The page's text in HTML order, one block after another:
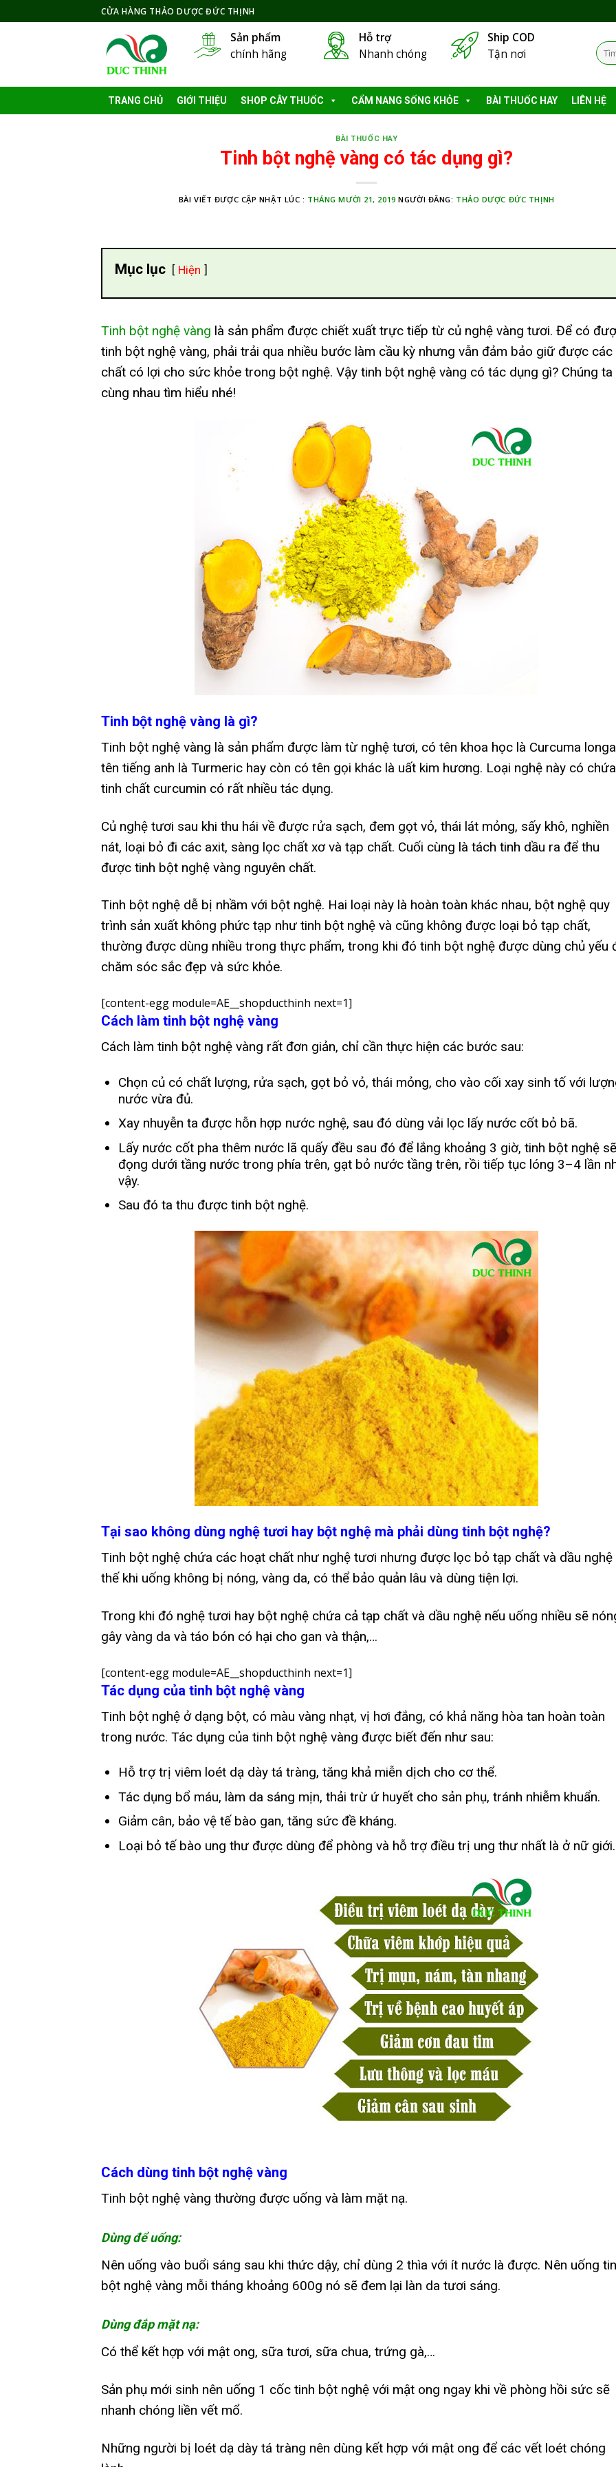
to
CỬA HÀNG THẢO DƯỢC ĐỨC THỊNH
Sản phẩm
chính hãng
Hỗ trợ
Nhanh chóng
Ship COD
Tận nơi
Tìm
kiếm:
TRANG CHỦ GIỚI THIỆU SHOP CÂY THUỐC CẨM NANG SỐNG KHỎE BÀI THUỐC HAY LIÊN HỆ
BÀI THUỐC HAY
Tinh bột nghệ vàng có tác dụng gì?
BÀI VIẾT ĐƯỢC CẬP NHẬT LÚC : THÁNG MƯỜI 21, 2019 NGƯỜI ĐĂNG: THẢO DƯỢC ĐỨC THỊNH
Mục lục Hiện
Tinh bột nghệ vàng là sản phẩm được chiết xuất trực tiếp từ củ nghệ vàng tươi. Để có
tinh bột nghệ vàng, phải trải qua nhiều bước làm cầu kỳ nhưng vẫn đảm bảo giữ được các
chất có lợi cho sức khỏe trong bột nghệ. Vậy tinh bột nghệ vàng có tác dụng gì? Chúng ta
cùng nhau tìm hiểu nhé!
Tinh bột nghệ vàng là gì?
Tinh bột nghệ vàng là sản phẩm được làm từ nghệ tươi, có tên khoa học là Curcuma
tên tiếng anh là Turmeric hay còn có tên gọi khác là uất kim hương. Loại nghệ này có chứa
tinh chất curcumin có rất nhiều tác dụng.
Củ nghệ tươi sau khi thu hái về được rửa sạch, đem gọt vỏ, thái lát mỏng, sấy khô, nghiền
nát, loại bỏ đi các axit, sàng lọc chất xơ và tạp chất. Cuối cùng là tách tinh dầu ra để thu
được tinh bột nghệ vàng nguyên chất.
Tinh bột nghệ dễ bị nhầm với bột nghệ. Hai loại này là hoàn toàn khác nhau, bột nghệ quy
trình sản xuất không phức tạp như tinh bột nghệ và cũng không được loại bỏ tạp chất,
thường được dùng nhiều trong thực phẩm, trong khi đó tinh bột nghệ được dùng chủ yếu
chăm sóc sắc đẹp và sức khỏe.
[content-egg module=AE__shopducthinh next=1]
Cách làm tinh bột nghệ vàng
Cách làm tinh bột nghệ vàng rất đơn giản, chỉ cần thực hiện các bước sau:
Chọn củ có chất lượng, rửa sạch, gọt bỏ vỏ, thái mỏng, cho vào cối xay sinh tố với
nước vừa đủ.
Xay nhuyễn ta được hỗn hợp nước nghệ, sau đó dùng vải lọc lấy nước cốt bỏ bã.
Lấy nước cốt pha thêm nước lã quấy đều sau đó để lắng khoảng 3 giờ, tinh bột nghệ sẽ
đọng dưới tầng nước trong phía trên, gạt bỏ nước tầng trên, rồi tiếp tục lóng 3–4 lần
vậy.
Sau đó ta thu được tinh bột nghệ.
Tại sao không dùng nghệ tươi hay bột nghệ mà phải dùng tinh bột nghệ?
Tinh bột nghệ chứa các hoạt chất như nghệ tươi nhưng được lọc bỏ tạp chất và dầu nghệ
thế khi uống không bị nóng, vàng da, có thể bảo quản lâu và dùng tiện lợi.
Trong khi đó nghệ tươi hay bột nghệ chứa cả tạp chất và dầu nghệ nếu uống nhiều sẽ
gây vàng da và táo bón có hại cho gan và thận,…
[content-egg module=AE__shopducthinh next=1]
Tác dụng của tinh bột nghệ vàng
Tinh bột nghệ ở dạng bột, có màu vàng nhạt, vị hơi đắng, có khả năng hòa tan hoàn toàn
trong nước. Tác dụng của tinh bột nghệ vàng được biết đến như sau:
Hỗ trợ trị viêm loét dạ dày tá tràng, tăng khả miễn dịch cho cơ thể.
Tác dụng bổ máu, làm da sáng mịn, thải trừ ứ huyết cho sản phụ, tránh nhiễm khuẩn.
Giảm cân, bảo vệ tế bào gan, tăng sức đề kháng.
Loại bỏ tế bào ung thư được dùng để phòng và hỗ trợ điều trị ung thư nhất là ở nữ giới.
Cách dùng tinh bột nghệ vàng
Tinh bột nghệ vàng thường được uống và làm mặt nạ.
Dùng để uống:
Nên uống vào buổi sáng sau khi thức dậy, chỉ dùng 2 thìa với ít nước là được. Nên uống
bột nghệ vàng mỗi tháng khoảng 600g nó sẽ đem lại làn da tươi sáng.
Dùng đắp mặt nạ:
Có thể kết hợp với mật ong, sữa tươi, sữa chua, trứng gà,…
Sản phụ mới sinh nên uống 1 cốc tinh bột nghệ với mật ong ngay khi về phòng hồi sức sẽ
nhanh chóng liền vết mổ.
Những người bị loét dạ dày tá tràng nên dùng kết hợp với mật ong để các vết loét chóng